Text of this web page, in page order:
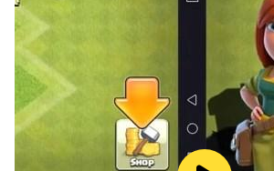
* 선택 접근 권한은 동의하지 않아도 앱
나 일부 서비스 이용에 제한이 있을 수
■ 접근권한 철회방법
- 운영체제 6.0 이상 : 설정 > 어플리케이
택 > 권한 > 접근권한 철회 가능